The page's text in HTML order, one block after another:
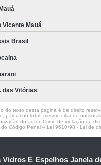
Vicente Mauá
Brasil
das Vitórias
do texto desta página é de direito
parcial ou total, mesmo citando nossos
do autor. Crime de violação de
Código Penal – Lei 9610/98 - Lei de
Vidros E Espelhos Janela